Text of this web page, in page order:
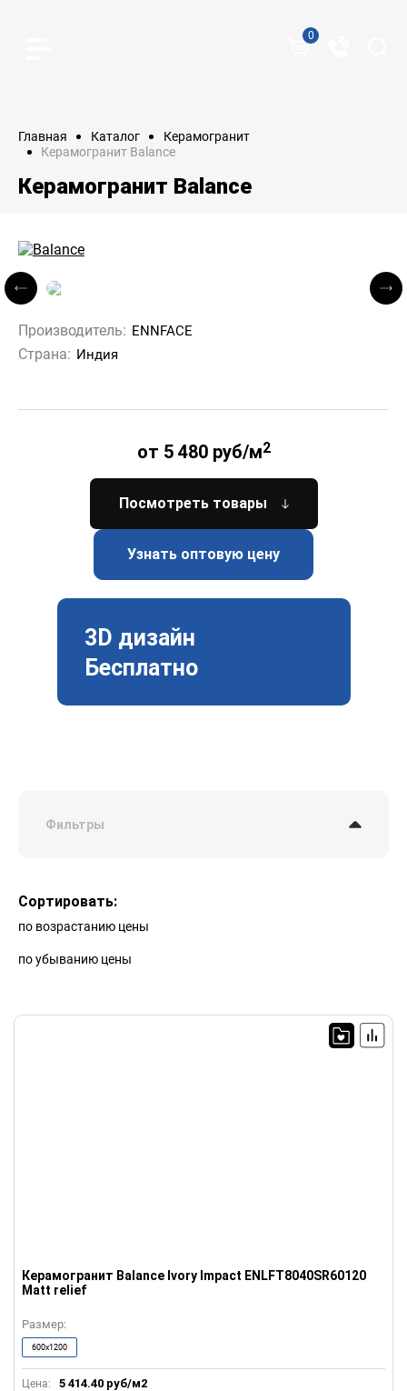
0
Главная Каталог
Керамогранит
Керамогранит Balance
Керамогранит Balance
Производитель: ENNFACE
Страна: Индия
от 5 480 руб/м2
Посмотреть товары
Узнать оптовую цену
3D дизайн
Бесплатно
Фильтры
Сортировать:
по возрастанию цены
по убыванию цены
Керамогранит Balance Ivory Impact ENLFT8040SR60120
Matt relief
Цена: 5 414.40 руб/м2
Размер:
600x1200